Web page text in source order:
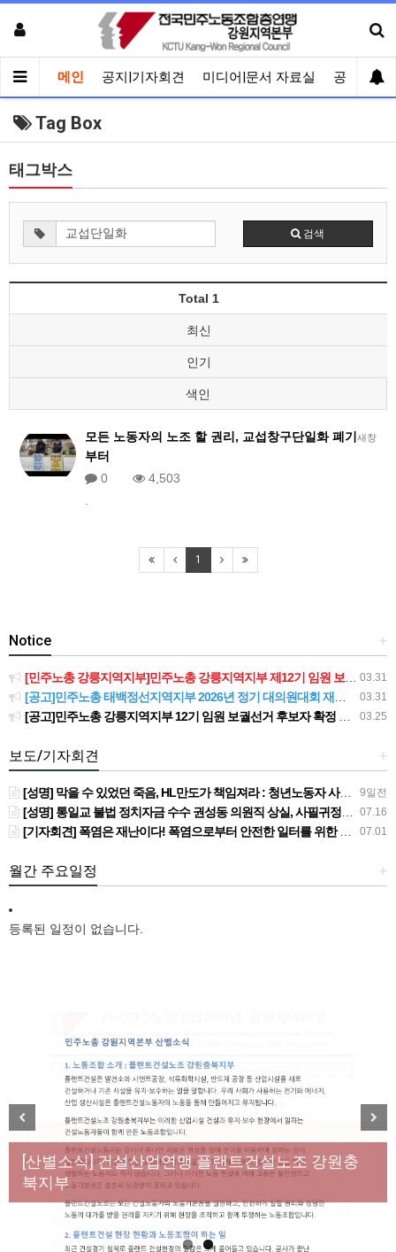
메인 공지|기자회견 미디어|문서 자료실 공유게시
Tag Box
태그박스
검색
Total 1
최신
인기
색인
새창
모든 노동자의 노조 할 권리, 교섭창구단일화 폐기
부터
0
4,503
1
+
Notice
03.31
[민주노총 강릉지역지부]민주노총 강릉지역지부 제12기 임원 보궐선거결과 공고
03.31
[공고]민주노총 태백정선지역지부 2026년 정기 대의원대회 재소집 건
03.25
[공고]민주노총 강릉지역지부 12기 임원 보궐선거 후보자 확정 공고
+
보도/기자회견
9일전
[성명] 막을 수 있었던 죽음, HL만도가 책임져라 : 청년노동자 사망사고의 철저한 진상규명과 재발방지 대책 마련하라
07.16
[성명] 통일교 불법 정치자금 수수 권성동 의원직 상실, 사필귀정이다
07.01
[기자회견] 폭염은 재난이다! 폭염으로부터 안전한 일터를 위한 민주노총 강원지역본부 폭염감시단 선포 기자회견
+
월간 주요일정
등록된 일정이 없습니다.
[성명] 막을 수 있었던 죽음, HL만도가 책임져라 : 청
년노동자 사망사고의 철저한 진상규명과 재발방지
대책 마련하라
[산별소식] 건설산업연맹 플랜트건설노조 강원충
북지부
Previous Next